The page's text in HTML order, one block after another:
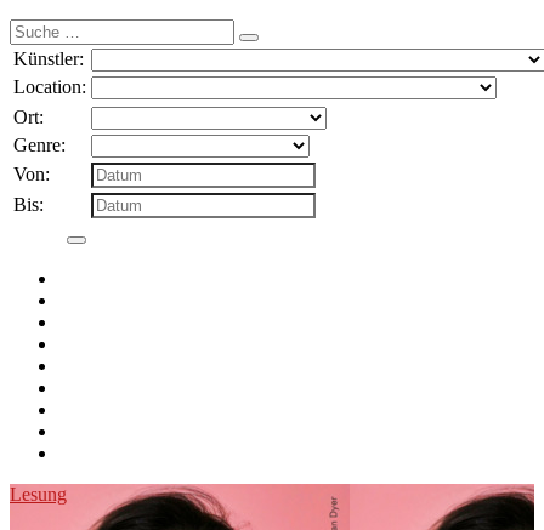
Suche
nach:
Künstler:
Location:
Ort:
Genre:
Von:
Bis:
Lesung